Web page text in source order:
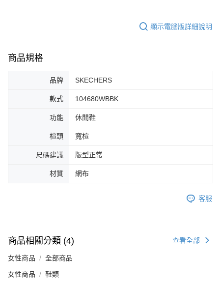
「AFTEE先享後付」，若未經同意申辦者引起之損失，本公司不負相關責
任。
時審查核予不同之上限額度；若仍有額度不足之情形，本公司將視審查結果
５．嚴禁一人註冊多個帳號或使用他人資訊註冊。若發現惡意使用之情形，
顯示電腦版詳細說明
商品規格
品牌 SKECHERS
款式 104680WBBK
功能 休閒鞋
楦頭 寬楦
尺碼建議 版型正常
材質 網布
客服
商品相關分類 (4) 查看全部
女性商品 全部商品
女性商品 鞋類